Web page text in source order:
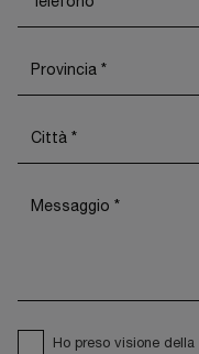
Ho preso visione della